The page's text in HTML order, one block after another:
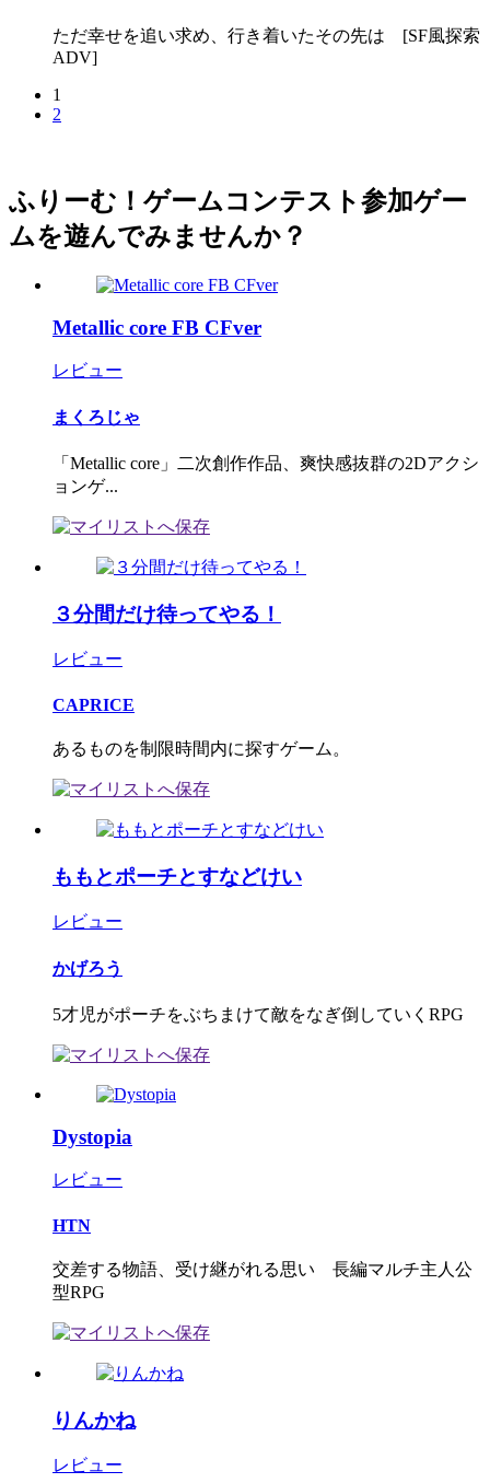
ただ幸せを追い求め、行き着いたその先は [SF風探索
ADV]
1
2
ふりーむ！ゲームコンテスト参加ゲー
ムを遊んでみませんか？
Metallic core FB CFver
レビュー
まくろじゃ
「Metallic core」二次創作作品、爽快感抜群の2Dアクシ
ョンゲ...
３分間だけ待ってやる！
レビュー
CAPRICE
あるものを制限時間内に探すゲーム。
ももとポーチとすなどけい
レビュー
かげろう
5才児がポーチをぶちまけて敵をなぎ倒していくRPG
Dystopia
レビュー
HTN
交差する物語、受け継がれる思い 長編マルチ主人公
型RPG
りんかね
レビュー